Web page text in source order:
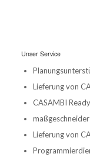
Unser Service
Lieferung von
CASAMBI
Lieferung von